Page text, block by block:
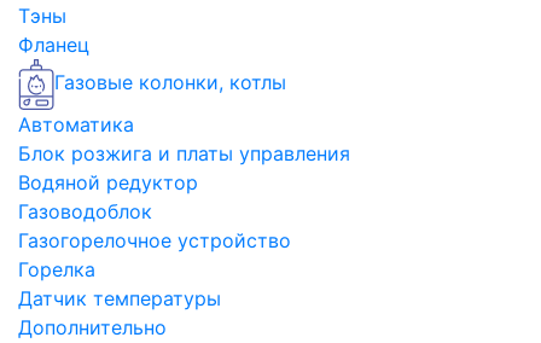
Тэны
Фланец
Газовые колонки, котлы
Автоматика
Блок розжига и платы управления
Водяной редуктор
Газоводоблок
Газогорелочное устройство
Горелка
Датчик температуры
Дополнительно